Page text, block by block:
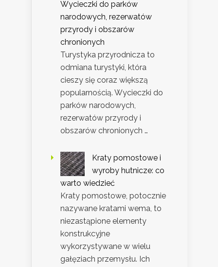
Wycieczki do parków
narodowych, rezerwatów
przyrody i obszarów
chronionych
Turystyka przyrodnicza to
odmiana turystyki, która
cieszy się coraz większą
popularnością. Wycieczki do
parków narodowych,
rezerwatów przyrody i
obszarów chronionych …
Kraty pomostowe i
wyroby hutnicze: co
warto wiedzieć
Kraty pomostowe, potocznie
nazywane kratami wema, to
niezastąpione elementy
konstrukcyjne
wykorzystywane w wielu
gałęziach przemysłu. Ich